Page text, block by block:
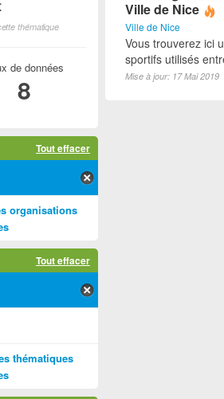
Ville de Nice
Ville de Nice
Vous trouverez ici
sportifs utilisés
Mise à jour: 17 Mai 2019
thématique
de données
8
Tout effacer
organisations
Tout effacer
thématiques